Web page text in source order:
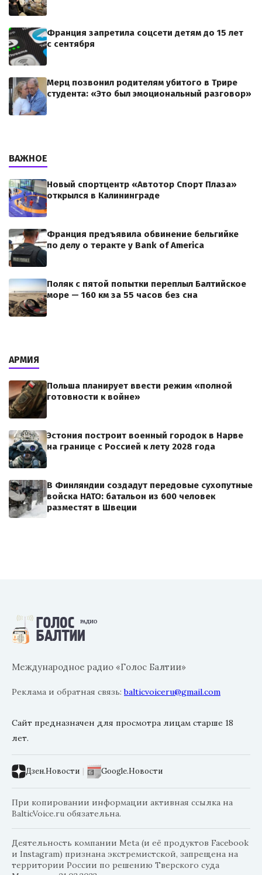
Франция запретила соцсети детям до 15 лет
с сентября
Мерц позвонил родителям убитого в Трире
студента: «Это был эмоциональный разговор»
ВАЖНОЕ
Новый спортцентр «Автотор Спорт Плаза»
открылся в Калининграде
Франция предъявила обвинение бельгийке
по делу о теракте у Bank of America
Поляк с пятой попытки переплыл Балтийское
море — 160 км за 55 часов без сна
АРМИЯ
Польша планирует ввести режим «полной
готовности к войне»
Эстония построит военный городок в Нарве
на границе с Россией к лету 2028 года
В Финляндии создадут передовые сухопутные
войска НАТО: батальон из 600 человек
разместят в Швеции
Международное радио «Голос Балтии»
Реклама и обратная связь:balticvoiceru@gmail.com
Сайт предназначен для просмотра лицам старше 18
лет.
Дзен.Новости | Google.Новости
При копировании информации активная ссылка на
BalticVoice.ru обязательна.
Деятельность компании Meta (и её продуктов Facebook
и Instagram) признана экстремистской, запрещена на
территории России по решению Тверского суда